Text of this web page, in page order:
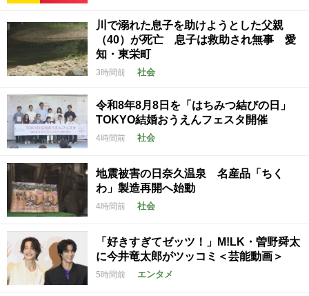
川で溺れた息子を助けようとした父親
（40）が死亡 息子は救助され無事 愛
知・東栄町
3時間前 社会
令和8年8月8日を「はちみつ結びの日」
TOKYO結婚おうえんフェスタ開催
4時間前 社会
地震被害の日奈久温泉 名産品「ちく
わ」製造再開へ始動
4時間前 社会
「好きすぎてゼッツ！」M!LK・曽野舜太
に今井竜太郎がツッコミ＜芸能動画＞
5時間前 エンタメ